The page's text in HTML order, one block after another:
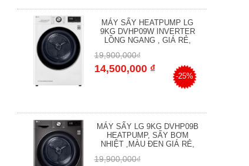
MÁY SẤY HEATPUMP LG
9KG DVHP09W INVERTER
LỒNG NGANG , GIÁ RẺ,
19,900,000₫
14,500,000 ₫
-25%
MÁY SẤY LG 9KG DVHP09B
HEATPUMP, SẤY BƠM
NHIỆT ,MÀU ĐEN GIÁ RẺ,
19,900,000₫